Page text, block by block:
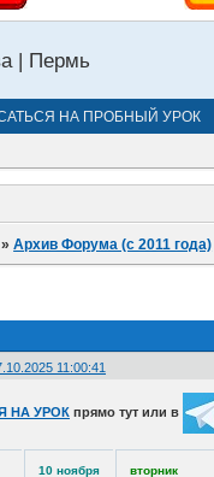
| Пермь
НА ПРОБНЫЙ УРОК
»Архив Форума (с 2011 года)
11:00:41
НА УРОК прямо тут или в
10 ноября вторник